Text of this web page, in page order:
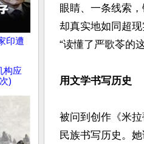
印遭
构应
次)
眼睛、一条线索
却真实地如同超
“读懂了严歌苓的
用文学书写历史
被问到创作《米
民族书写历史。